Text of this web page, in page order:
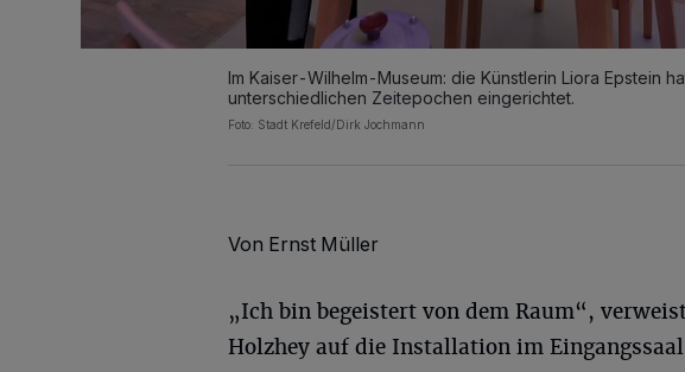
Im Kaiser-Wilhelm-Museum: die Künstlerin Liora Epstein
unterschiedlichen Zeitepochen eingerichtet.
Foto: Stadt Krefeld/Dirk Jochmann
Von Ernst Müller
„Ich bin begeistert von dem Raum“,
Holzhey auf die Installation im